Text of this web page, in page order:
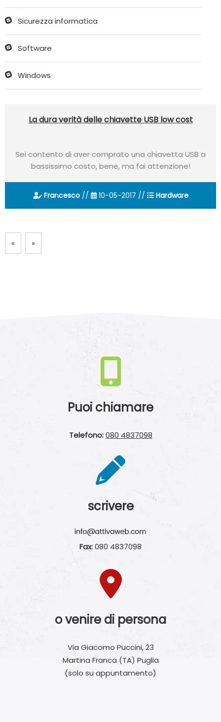
Sicurezza informatica
Software
Windows
La dura verità delle chiavette USB low cost
Sei contento di aver comprato una chiavetta USB a
bassissimo costo, bene, ma fai attenzione!
Francesco// 10-05-2017 // Hardware
« »
Puoi chiamare
Telefono: 080 4837098
scrivere
Fax:080 4837098
o venire di persona
Via Giacomo Puccini, 23
Martina Franca (TA) Puglia
(solo su appuntamento)